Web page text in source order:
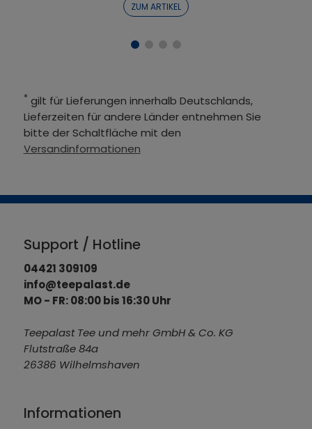
ZUM ARTIKEL
* gilt für Lieferungen innerhalb Deutschlands,
Lieferzeiten für andere Länder entnehmen Sie
bitte der Schaltfläche mit den
Versandinformationen
Support / Hotline
04421 309109
info@teepalast.de
MO - FR: 08:00 bis 16:30 Uhr
Teepalast Tee und mehr GmbH & Co. KG
Flutstraße 84a
26386 Wilhelmshaven
Informationen